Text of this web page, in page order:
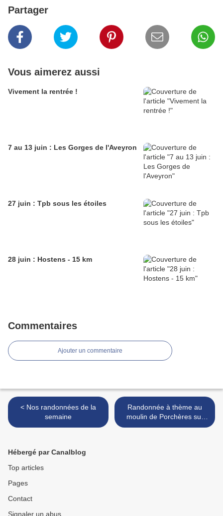
Partager
Vous aimerez aussi
Vivement la rentrée !
7 au 13 juin : Les Gorges de l'Aveyron
27 juin : Tpb sous les étoiles
28 juin : Hostens - 15 km
Commentaires
Ajouter un commentaire
< Nos randonnées de la
semaine
Randonnée à thème au
moulin de Porchères sur
l'Isle >
Hébergé par Canalblog
Top articles
Pages
Contact
Signaler un abus